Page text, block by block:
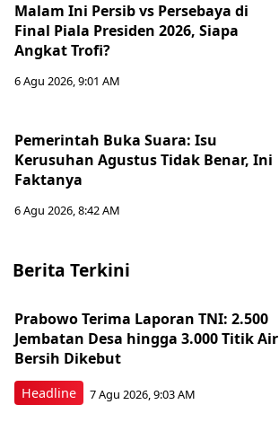
Malam Ini Persib vs Persebaya di
Final Piala Presiden 2026, Siapa
Angkat Trofi?
6 Agu 2026, 9:01 AM
Pemerintah Buka Suara: Isu
Kerusuhan Agustus Tidak Benar, Ini
Faktanya
6 Agu 2026, 8:42 AM
Berita Terkini
Headline
Prabowo Terima Laporan TNI: 2.500
Jembatan Desa hingga 3.000 Titik Air
Bersih Dikebut
7 Agu 2026, 9:03 AM